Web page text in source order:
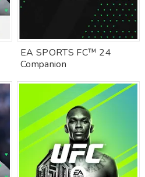
EA SPORTS FC™ 24
Companion